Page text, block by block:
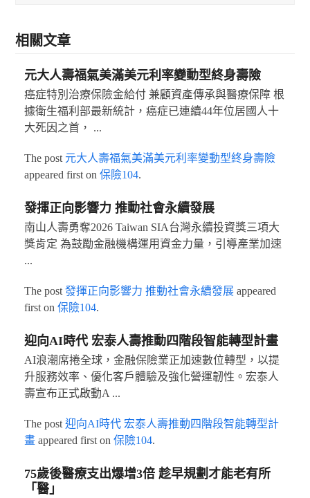
相關文章
元大人壽福氣美滿美元利率變動型終身壽險
癌症特別治療保險金給付 兼顧資產傳承與醫療保障 根
據衛生福利部最新統計，癌症已連續44年位居國人十
大死因之首， ...
The post 元大人壽福氣美滿美元利率變動型終身壽險
appeared first on 保險104.
發揮正向影響力 推動社會永續發展
南山人壽勇奪2026 Taiwan SIA台灣永續投資獎三項大
獎肯定 為鼓勵金融機構運用資金力量，引導產業加速
...
The post 發揮正向影響力 推動社會永續發展appeared
first on 保險104.
迎向AI時代 宏泰人壽推動四階段智能轉型計畫
AI浪潮席捲全球，金融保險業正加速數位轉型，以提
升服務效率、優化客戶體驗及強化營運韌性。宏泰人
壽宣布正式啟動A ...
The post 迎向AI時代 宏泰人壽推動四階段智能轉型計
畫appeared first on 保險104.
75歲後醫療支出爆增3倍 趁早規劃才能老有所
「醫」